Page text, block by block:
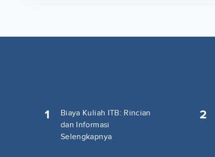
1
Biaya Kuliah ITB: Rincian
dan Informasi
Selengkapnya
2